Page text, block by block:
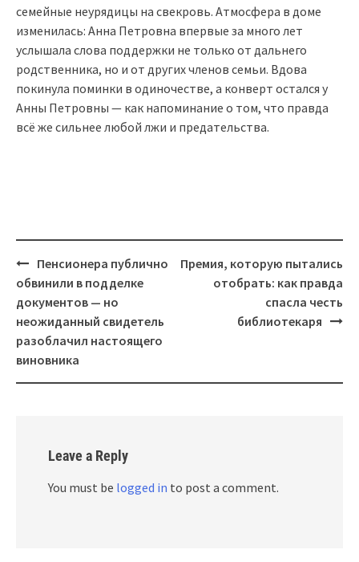
семейные неурядицы на свекровь. Атмосфера в доме
изменилась: Анна Петровна впервые за много лет
услышала слова поддержки не только от дальнего
родственника, но и от других членов семьи. Вдова
покинула поминки в одиночестве, а конверт остался у
Анны Петровны — как напоминание о том, что правда
всё же сильнее любой лжи и предательства.
Post
navigation
Пенсионера публично
обвинили в подделке
документов — но
неожиданный свидетель
разоблачил настоящего
виновника
Премия, которую пытались
отобрать: как правда
спасла честь
библиотекаря
Leave a Reply
You must be logged in to post a comment.